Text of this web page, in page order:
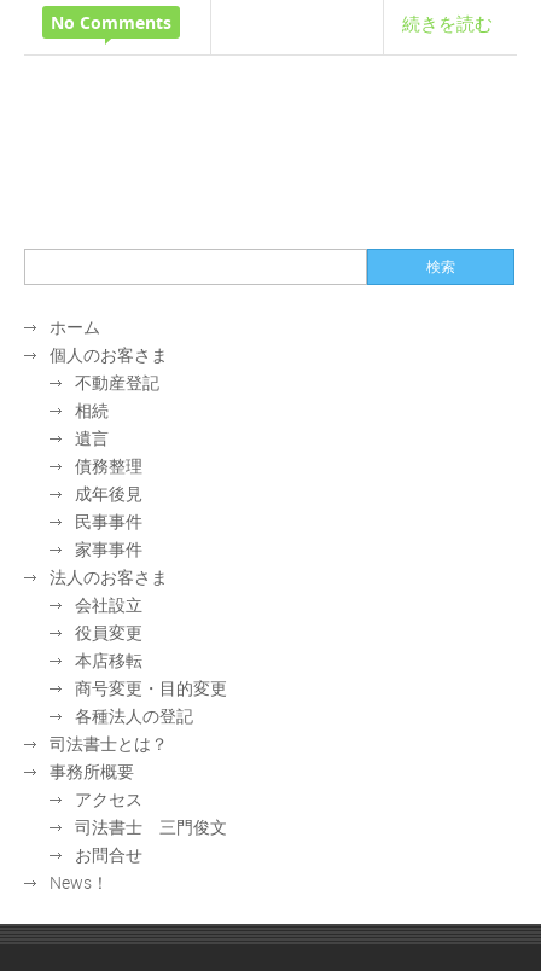
No Comments 続きを読む
ホーム
個人のお客さま
不動産登記
相続
遺言
債務整理
成年後見
民事事件
家事事件
法人のお客さま
会社設立
役員変更
本店移転
商号変更・目的変更
各種法人の登記
司法書士とは？
事務所概要
アクセス
司法書士 三門俊文
お問合せ
News！